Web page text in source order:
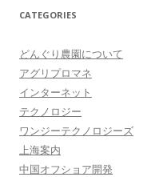
CATEGORIES
どんぐり農園について
アグリプロマネ
インターネット
テクノロジー
ワンジーテクノロジーズ
上海案内
中国オフショア開発